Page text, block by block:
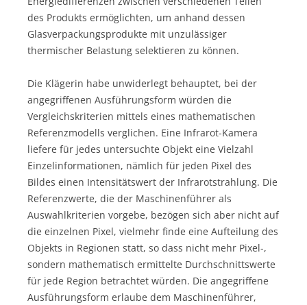
des Produkts ermöglichten, um anhand dessen
Glasverpackungsprodukte mit unzulässiger
thermischer Belastung selektieren zu können.
Die Klägerin habe unwiderlegt behauptet, bei der
angegriffenen Ausführungsform würden die
Vergleichskriterien mittels eines mathematischen
Referenzmodells verglichen. Eine Infrarot-Kamera
liefere für jedes untersuchte Objekt eine Vielzahl
Einzelinformationen, nämlich für jeden Pixel des
Bildes einen Intensitätswert der Infrarotstrahlung. Die
Referenzwerte, die der Maschinenführer als
Auswahlkriterien vorgebe, bezögen sich aber nicht auf
die einzelnen Pixel, vielmehr finde eine Aufteilung des
Objekts in Regionen statt, so dass nicht mehr Pixel-,
sondern mathematisch ermittelte Durchschnittswerte
für jede Region betrachtet würden. Die angegriffene
Ausführungsform erlaube dem Maschinenführer,